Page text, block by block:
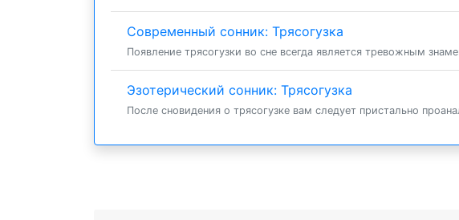
Современный сонник: Трясогузка
Появление трясогузки во сне всегда является тревожным
Эзотерический сонник: Трясогузка
После сновидения о трясогузке вам следует пристально